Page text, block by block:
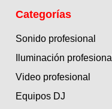
Categorías
Sonido profesional
Iluminación profesional
Video profesional
Equipos DJ